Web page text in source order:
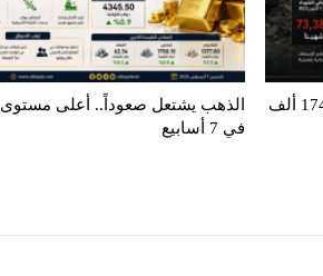
غزة تنزف.. 73 ألف شهيد و174 ألف
الذهب يشتعل صعوداً.. أعلى مستوى
في 7 أسابيع